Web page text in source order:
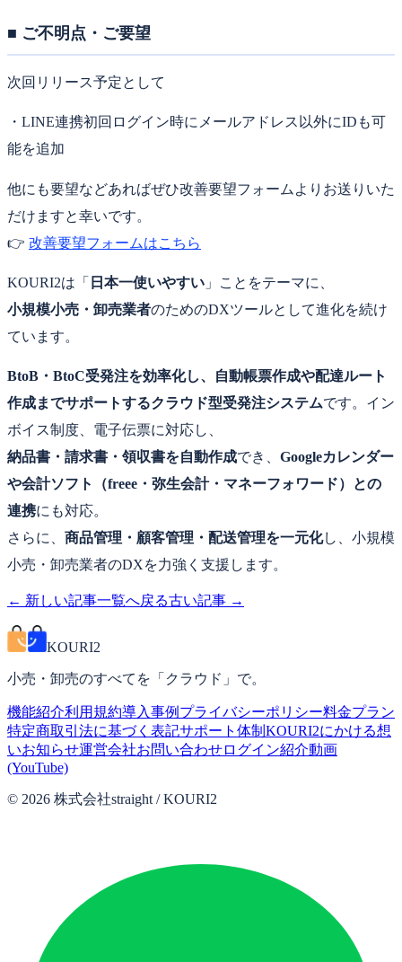
■ ご不明点・ご要望
次回リリース予定として
・LINE連携初回ログイン時にメールアドレス以外にIDも可
能を追加
他にも要望などあればぜひ改善要望フォームよりお送りいた
だけますと幸いです。
👉 改善要望フォームはこちら
KOURI2は「 日本一使いやすい 」ことをテーマに、
小規模小売・卸売業者のためのDXツールとして進化を続け
ています。
BtoB・BtoC受発注を効率化し、自動帳票作成や配達ルート
作成までサポートするクラウド型受発注システムです。イン
ボイス制度、電子伝票に対応し、
納品書・請求書・領収書を自動作成でき、 Googleカレンダー
や会計ソフト（freee・弥生会計・マネーフォワード）との
連携にも対応。
さらに、 商品管理・顧客管理・配送管理を一元化し、小規模
小売・卸売業者のDXを力強く支援します。
← 新しい記事一覧へ戻る古い記事 →
KOURI2
小売・卸売のすべてを「クラウド」で。
機能紹介利用規約導入事例 プライバシーポリシー料金プラン
特定商取引法に基づく表記サポート体制 KOURI2にかける想
いお知らせ運営会社お問い合わせログイン紹介動画
(YouTube)
© 2026 株式会社straight / KOURI2